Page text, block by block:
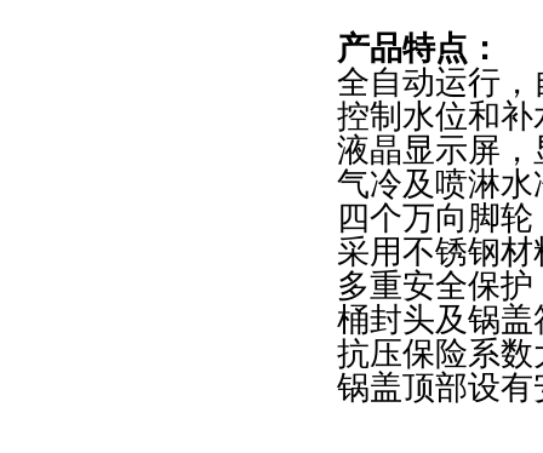
产品特点：
全自动运行
控制水位和补
液晶显示屏
气冷及喷淋
四个万向脚
采用不锈钢
多重安全保
桶封头及锅
抗压保险系
锅盖顶部设